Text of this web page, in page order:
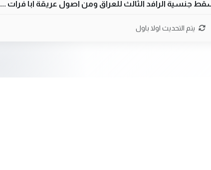
جنسية الرافد الثالث للعراق ومن اصول عريقة ابا فرات ...
سل مضجعيك يابن الزنا (نص كامل)
يتم التحديث اولا باول